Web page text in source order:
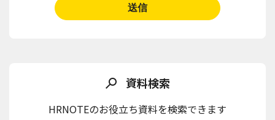
資料検索
HRNOTEのお役立ち資料を検索できます